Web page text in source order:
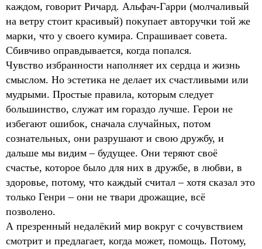
каждом, говорит Ричард. Альфач-Гарри (молчаливый
на ветру стоит красивый) покупает авторучки той же
марки, что у своего кумира. Спрашивает совета.
Сбивчиво оправдывается, когда попался.
Чувство избранности наполняет их сердца и жизнь
смыслом. Но эстетика не делает их счастливыми или
мудрыми. Простые правила, которым следует
большинство, служат им гораздо лучше. Герои не
избегают ошибок, сначала случайных, потом
сознательных, они разрушают и свою дружбу, и
дальше мы видим – будущее. Они теряют своё
счастье, которое было для них в дружбе, в любви, в
здоровье, потому, что каждый считал – хотя сказал это
только Генри – они не твари дрожащие, всё
позволено.
А презренный недалёкий мир вокруг с сочувствием
смотрит и предлагает, когда может, помощь. Потому,